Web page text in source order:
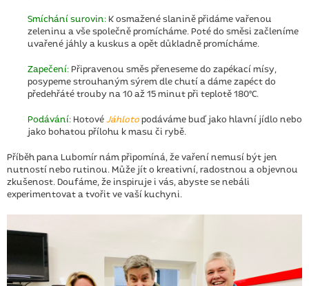
Smíchání surovin: K osmažené slanině přidáme vařenou
zeleninu a vše společně promícháme. Poté do směsi začleníme
uvařené jáhly a kuskus a opět důkladně promícháme.
Zapečení: Připravenou směs přeneseme do zapékací mísy,
posypeme strouhaným sýrem dle chutí a dáme zapéct do
předehřáté trouby na 10 až 15 minut při teplotě 180°C.
Podávání: Hotové Jáhloto podáváme buď jako hlavní jídlo nebo
jako bohatou přílohu k masu či rybě.
Příběh pana Lubomír nám připomíná, že vaření nemusí být jen
nutností nebo rutinou. Může jít o kreativní, radostnou a objevnou
zkušenost. Doufáme, že inspiruje i vás, abyste se nebáli
experimentovat a tvořit ve vaší kuchyni.